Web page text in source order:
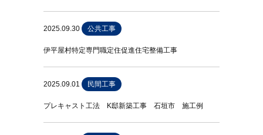
2025.09.30 公共工事
伊平屋村特定専門職定住促進住宅整備工事
2025.09.01 民間工事
プレキャスト工法 K邸新築工事 石垣市 施工例